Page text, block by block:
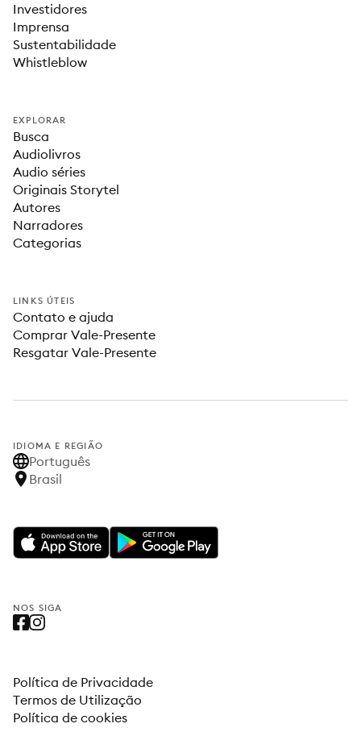
Investidores
Imprensa
Sustentabilidade
Whistleblow
EXPLORAR
Busca
Audiolivros
Audio séries
Originais Storytel
Autores
Narradores
Categorias
LINKS ÚTEIS
Contato e ajuda
Comprar Vale-Presente
Resgatar Vale-Presente
IDIOMA E REGIÃO
Português
Brasil
NOS SIGA
Política de Privacidade
Termos de Utilização
Política de cookies